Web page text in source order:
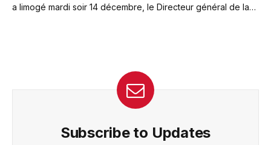
a limogé mardi soir 14 décembre, le Directeur général de la…
Subscribe to Updates